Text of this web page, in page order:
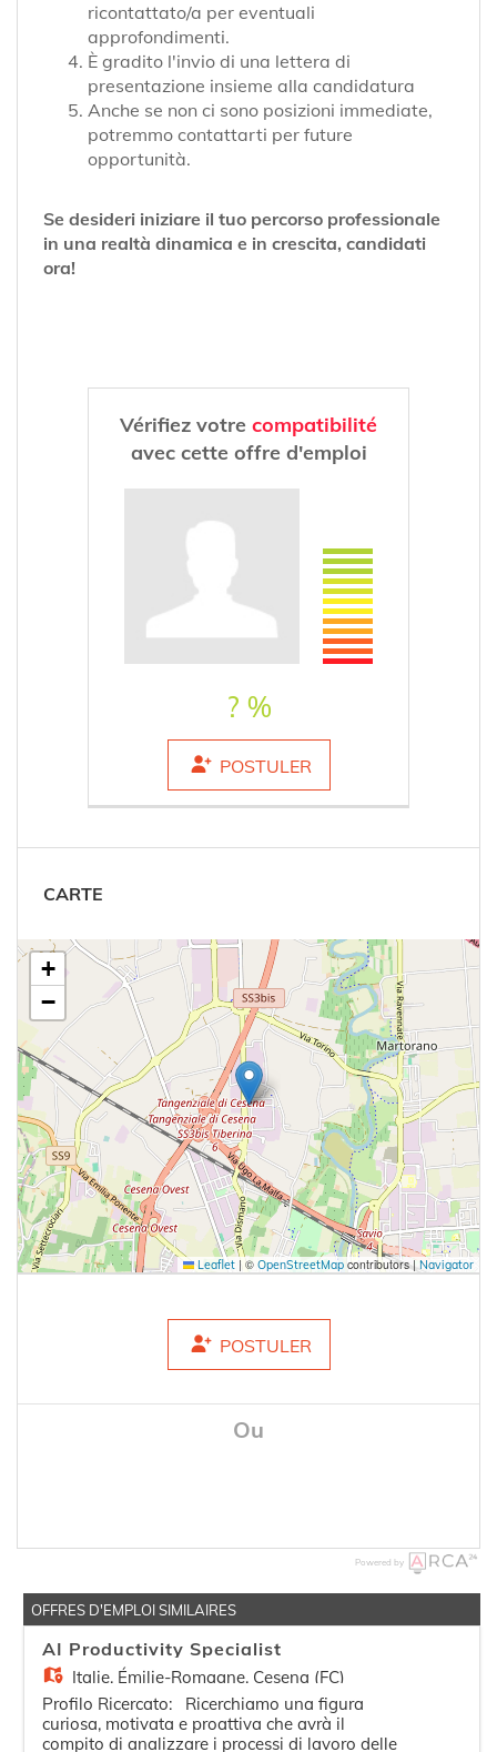
ricontattato/a per eventuali
approfondimenti.
È gradito l'invio di una lettera di
presentazione insieme alla candidatura
Anche se non ci sono posizioni immediate,
potremmo contattarti per future
opportunità.
Se desideri iniziare il tuo percorso professionale
in una realtà dinamica e in crescita, candidati
ora!
Vérifiez votre compatibilité
avec cette offre d'emploi
? %
POSTULER
CARTE
+
−
Leaflet | © OpenStreetMap contributors |Navigator
POSTULER
Ou
Powered by
OFFRES D'EMPLOI SIMILAIRES
AI Productivity Specialist
Italie, Émilie-Romagne, Cesena (FC)
Profilo Ricercato: Ricerchiamo una figura
curiosa, motivata e proattiva che avrà il
compito di analizzare i processi di lavoro delle